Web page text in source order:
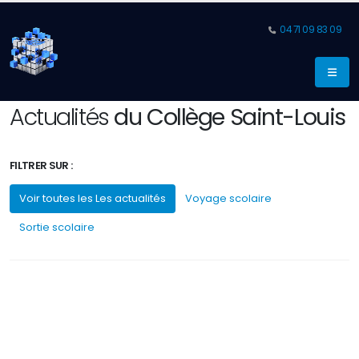
04 71 09 83 09
Actualités du Collège Saint-Louis
FILTRER SUR :
Voir toutes les Les actualités
Voyage scolaire
Sortie scolaire